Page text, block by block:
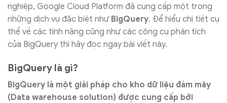
nghiệp, Google Cloud Platform đã cung cấp một trong
những dịch vụ đặc biệt như BigQuery. Để hiểu chi tiết cụ
thể về các tính năng cũng như các công cụ phân tích
của BigQuery thì hãy đọc ngay bài viết này.
BigQuery là gì?
BigQuery là một giải pháp cho kho dữ liệu đám mây
(Data warehouse solution) được cung cấp bởi